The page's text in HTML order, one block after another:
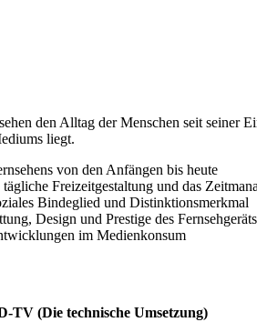
den Alltag der Menschen seit
liegt.
von den Anfängen bis heute
Freizeitgestaltung und das
Bindeglied und Distinktionsmerkmal
Design und Prestige des Fernsehgeräts
im Medienkonsum
TV (Die technische Umsetzung)